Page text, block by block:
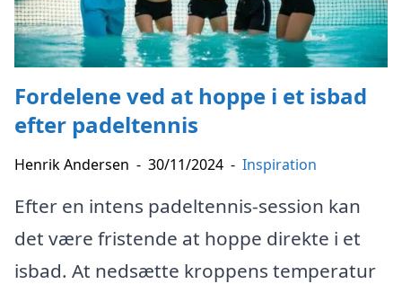
Fordelene ved at hoppe i et isbad
efter padeltennis
Henrik Andersen - 30/11/2024 - Inspiration
Efter en intens padeltennis-session kan
det være fristende at hoppe direkte i et
isbad. At nedsætte kroppens temperatur